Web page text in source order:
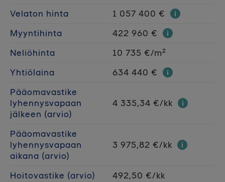
Velaton hinta
1 057 400 €
Myyntihinta
422 960 €
Neliöhinta
10 735 €/m²
Yhtiölaina
634 440 €
Pääomavastike
lyhennysvapaan
jälkeen (arvio)
4 335,34 €/kk
Pääomavastike
lyhennysvapaan
aikana (arvio)
3 975,82 €/kk
Hoitovastike (arvio)
492,50 €/kk